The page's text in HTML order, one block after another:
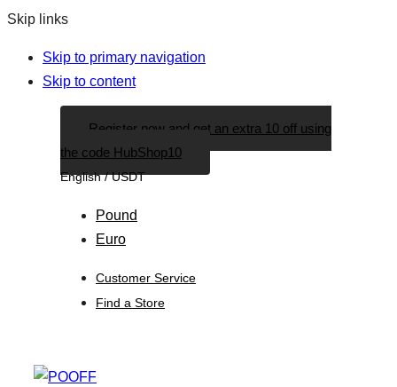
Skip links
Skip to primary navigation
Skip to content
Register now and get an extra 10 off using
the code HubShop10
English / USDT
Pound
Euro
Customer Service
Find a Store